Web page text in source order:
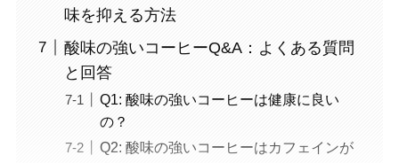
味を抑える方法
酸味の強いコーヒーQ&A：よくある質問
と回答
Q1: 酸味の強いコーヒーは健康に良い
の？
Q2: 酸味の強いコーヒーはカフェインが